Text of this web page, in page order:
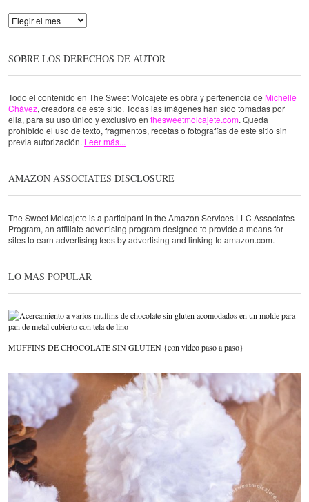
Archivo
SOBRE LOS DERECHOS DE AUTOR
Todo el contenido en The Sweet Molcajete es obra y pertenencia de Michelle
Chávez, creadora de este sitio. Todas las imágenes han sido tomadas por
ella, para su uso único y exclusivo en thesweetmolcajete.com. Queda
prohibido el uso de texto, fragmentos, recetas o fotografías de este sitio sin
previa autorización. Leer más...
AMAZON ASSOCIATES DISCLOSURE
The Sweet Molcajete is a participant in the Amazon Services LLC Associates
Program, an affiliate advertising program designed to provide a means for
sites to earn advertising fees by advertising and linking to amazon.com.
LO MÁS POPULAR
MUFFINS DE CHOCOLATE SIN GLUTEN {con video paso a paso}